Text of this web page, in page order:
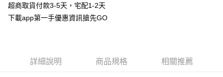
便利好安心！
１．簡單：不需註冊會員、不需綁卡、不需儲值。
２．便利：只要手機號碼，簡訊認證，即可結帳。
１．於結帳方式選擇「AFTEE先享後付」後，將跳轉至「AFTEE先享後付」
結帳頁面，進行簡訊認證並確認金額後，即可完成結帳。
運送方式
付款後全家取貨
超商取貨付款3-5天，宅配1-2天
下載app第一手優惠資訊搶先GO
詳細說明 商品規格 相關推薦